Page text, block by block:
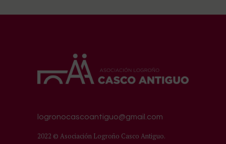
logronocascoantiguo@gmail.com
2022 © Asociación Logroño Casco Antiguo.